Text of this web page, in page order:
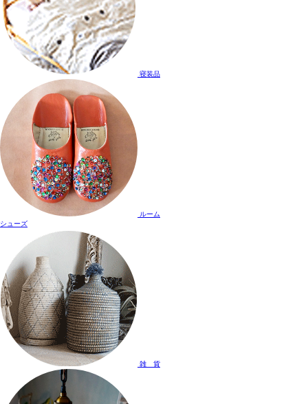
寝装品
ルーム
シューズ
雑 貨